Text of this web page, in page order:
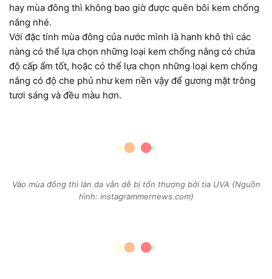
hay mùa đông thì không bao giờ được quên bôi kem chống
nắng nhé.
Với đặc tính mùa đông của nước mình là hanh khô thì các
nàng có thể lựa chọn những loại kem chống nắng có chứa
độ cấp ẩm tốt, hoặc có thể lựa chọn những loại kem chống
nắng có độ che phủ như kem nền vậy để gương mặt trông
tươi sáng và đều màu hơn.
Vào mùa đông thì làn da vẫn dễ bị tổn thương bởi tia UVA (Nguồn
hình: instagrammernews.com)